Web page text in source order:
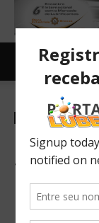
Indústria TOPNEWS
falta
22/03/2017